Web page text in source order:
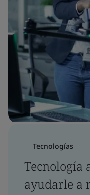
Tecnologías
Tecnología
ayudarle a